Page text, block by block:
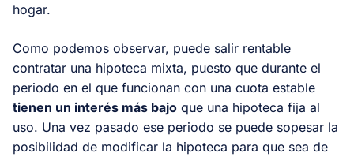
hogar.
Como podemos observar, puede salir rentable
contratar una hipoteca mixta, puesto que durante el
periodo en el que funcionan con una cuota estable
tienen un interés más bajo que una hipoteca fija al
uso. Una vez pasado ese periodo se puede sopesar la
posibilidad de modificar la hipoteca para que sea de